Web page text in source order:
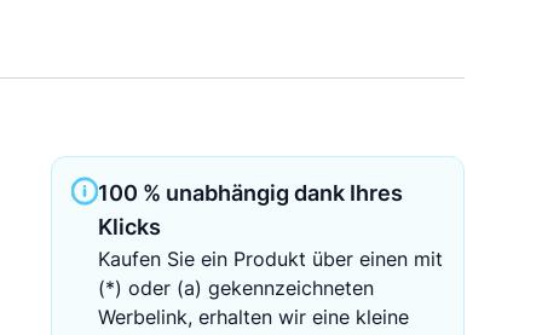
EZB-Leitzins
100 % unabhängig dank Ihres
Klicks
Kaufen Sie ein Produkt über einen mit
(*) oder (a) gekennzeichneten
Werbelink, erhalten wir eine kleine